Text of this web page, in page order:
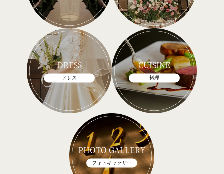
DRESS
ドレス
CUISINE
料理
PHOTO GALLERY
フォトギャラリー